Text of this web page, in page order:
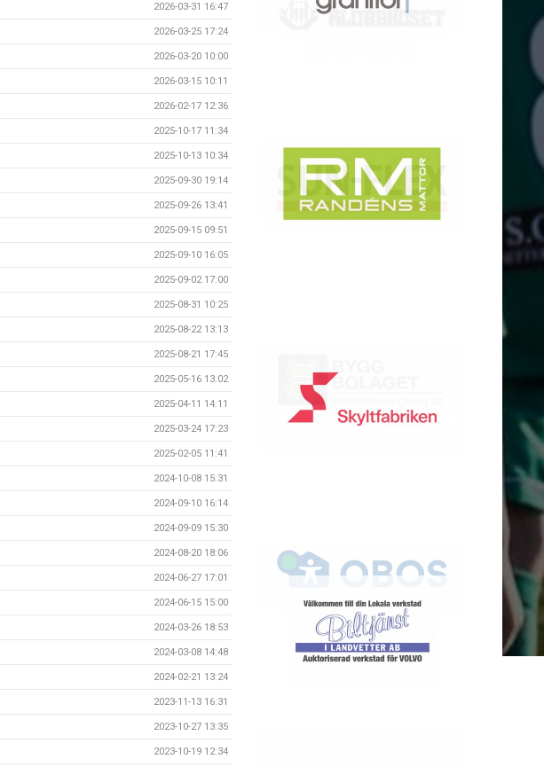
2026-03-31 16:47
2026-03-25 17:24
2026-03-20 10:00
2026-03-15 10:11
2026-02-17 12:36
2025-10-17 11:34
2025-10-13 10:34
2025-09-30 19:14
2025-09-26 13:41
2025-09-15 09:51
2025-09-10 16:05
2025-09-02 17:00
2025-08-31 10:25
2025-08-22 13:13
2025-08-21 17:45
2025-05-16 13:02
2025-04-11 14:11
2025-03-24 17:23
2025-02-05 11:41
2024-10-08 15:31
2024-09-10 16:14
2024-09-09 15:30
2024-08-20 18:06
2024-06-27 17:01
2024-06-15 15:00
2024-03-26 18:53
2024-03-08 14:48
2024-02-21 13:24
2023-11-13 16:31
2023-10-27 13:35
2023-10-19 12:34